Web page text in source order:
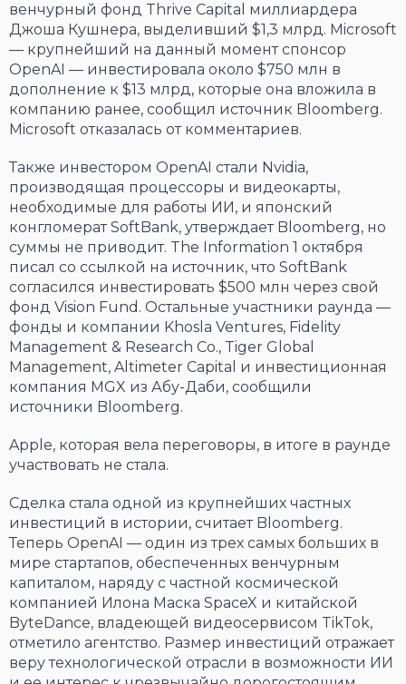
венчурный фонд Thrive Capital миллиардера
Джоша Кушнера, выделивший $1,3 млрд. Microsoft
— крупнейший на данный момент спонсор
OpenAI — инвестировала около $750 млн в
дополнение к $13 млрд, которые она вложила в
компанию ранее, сообщил источник Bloomberg.
Microsoft отказалась от комментариев.
Также инвестором OpenAI стали Nvidia,
производящая процессоры и видеокарты,
необходимые для работы ИИ, и японский
конгломерат SoftBank, утверждает Bloomberg, но
суммы не приводит. The Information 1 октября
писал со ссылкой на источник, что SoftBank
согласился инвестировать $500 млн через свой
фонд Vision Fund. Остальные участники раунда —
фонды и компании Khosla Ventures, Fidelity
Management & Research Co., Tiger Global
Management, Altimeter Capital и инвестиционная
компания MGX из Абу-Даби, сообщили
источники Bloomberg.
Apple, которая вела переговоры, в итоге в раунде
участвовать не стала.
Сделка стала одной из крупнейших частных
инвестиций в истории, считает Bloomberg.
Теперь OpenAI — один из трех самых больших в
мире стартапов, обеспеченных венчурным
капиталом, наряду с частной космической
компанией Илона Маска SpaceX и китайской
ByteDance, владеющей видеосервисом TikTok,
отметило агентство. Размер инвестиций отражает
веру технологической отрасли в возможности ИИ